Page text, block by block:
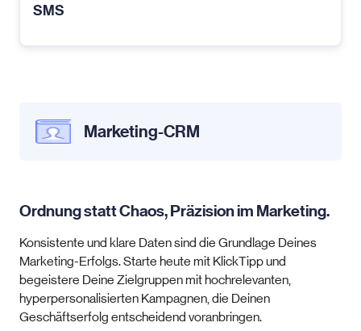
SMS
Marketing-CRM
Ordnung statt Chaos, Präzision im Marketing.
Konsistente und klare Daten sind die Grundlage Deines
Marketing-Erfolgs. Starte heute mit KlickTipp und
begeistere Deine Zielgruppen mit hochrelevanten,
hyperpersonalisierten Kampagnen, die Deinen
Geschäftserfolg entscheidend voranbringen.